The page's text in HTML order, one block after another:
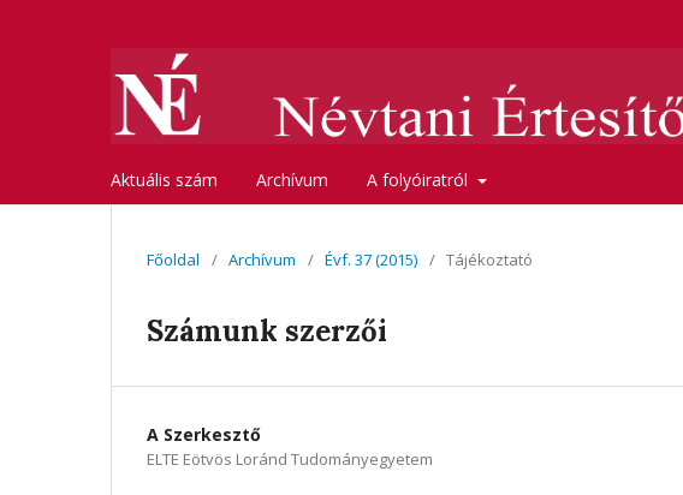
Aktuális szám Archívum A folyóiratról
Főoldal / Archívum / Évf. 37 (2015) / Tájékoztató
Számunk szerzői
A Szerkesztő
ELTE Eötvös Loránd Tudományegyetem